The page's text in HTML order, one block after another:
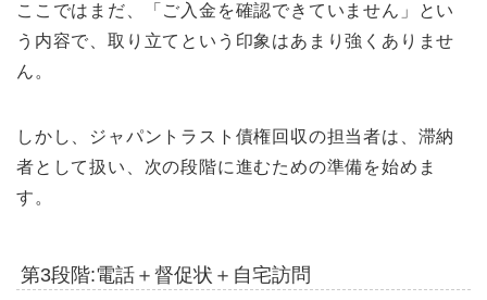
ここではまだ、「ご入金を確認できていません」とい
う内容で、取り立てという印象はあまり強くありませ
ん。
しかし、ジャパントラスト債権回収の担当者は、滞納
者として扱い、次の段階に進むための準備を始めま
す。
第3段階:電話＋督促状＋自宅訪問